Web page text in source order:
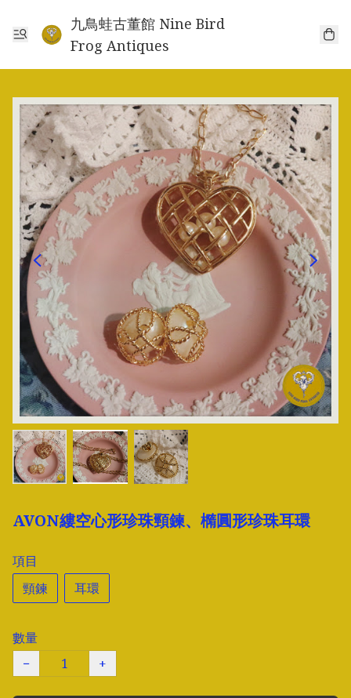
九鳥蛙古董館 Nine Bird
Frog Antiques
AVON縷空心形珍珠頸鍊、橢圓形珍珠耳環
項目
頸鍊
耳環
數量
−
+